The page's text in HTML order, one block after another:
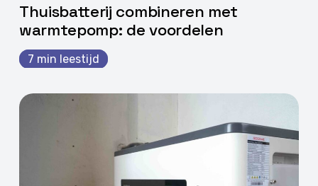
Thuisbatterij combineren met
warmtepomp: de voordelen
7 min leestijd